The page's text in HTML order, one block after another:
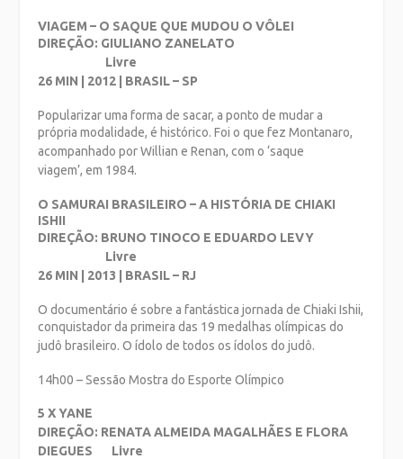
VIAGEM – O SAQUE QUE MUDOU O VÔLEI
DIREÇÃO: GIULIANO ZANELATO
Livre
26 MIN | 2012 | BRASIL – SP
Popularizar uma forma de sacar, a ponto de mudar a
própria modalidade, é histórico.Foi o que fez Montanaro,
acompanhado por Willian e Renan, com o ‘saque
viagem’,em 1984.
O SAMURAI BRASILEIRO – A HISTÓRIA DE CHIAKI
ISHII
DIREÇÃO: BRUNO TINOCO E EDUARDO LEVY
Livre
26 MIN | 2013 | BRASIL – RJ
O documentário é sobre a fantástica jornada de Chiaki Ishii,
conquistador da primeiradas 19 medalhas olímpicas do
judô brasileiro. O ídolo de todos os ídolos do judô.
14h00 – Sessão Mostra do Esporte Olímpico
5 X YANE
DIREÇÃO: RENATA ALMEIDA MAGALHÃES E FLORA
DIEGUES Livre